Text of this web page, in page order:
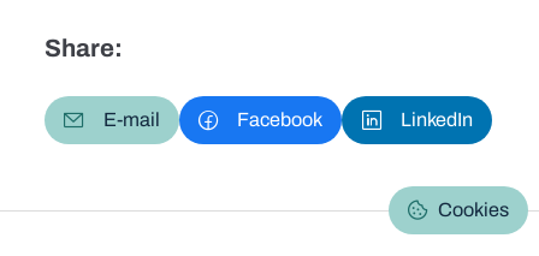
Share:
E-mail Facebook LinkedIn
Cookies